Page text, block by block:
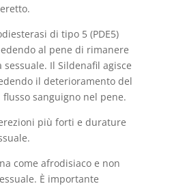
di tipo 5 (PDE5)
al pene di rimanere
Il Sildenafil agisce
il deterioramento del
sanguigno nel pene.
più forti e durature
come afrodisiaco e non
È importante